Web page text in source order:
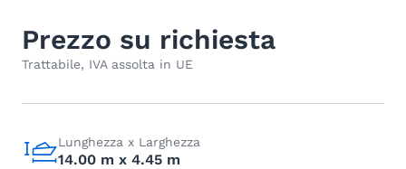
Prezzo su richiesta
Trattabile, IVA assolta in UE
Lunghezza x Larghezza
14.00 m x 4.45 m